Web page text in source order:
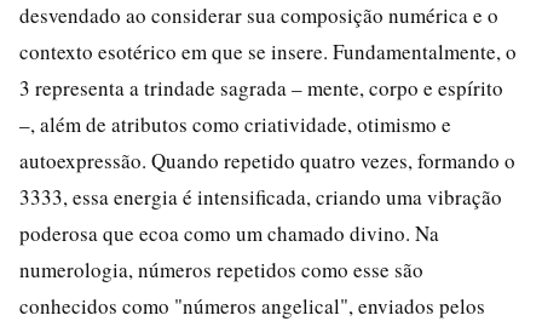
desvendado ao considerar sua composição numérica e o
contexto esotérico em que se insere. Fundamentalmente, o
3 representa a trindade sagrada – mente, corpo e espírito
–, além de atributos como criatividade, otimismo e
autoexpressão. Quando repetido quatro vezes, formando o
3333, essa energia é intensificada, criando uma vibração
poderosa que ecoa como um chamado divino. Na
numerologia, números repetidos como esse são
conhecidos como "números angelical", enviados pelos